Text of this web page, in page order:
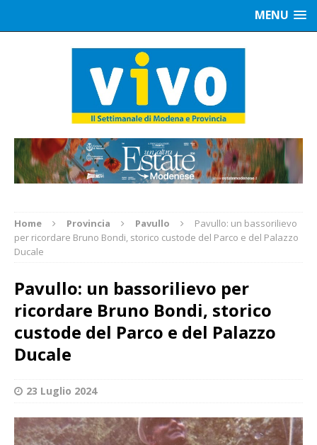
MENU
Home Provincia Pavullo
Pavullo: un bassorilievo
per ricordare Bruno Bondi, storico custode del Parco e del Palazzo
Ducale
Pavullo: un bassorilievo per
ricordare Bruno Bondi, storico
custode del Parco e del Palazzo
Ducale
23 Luglio 2024